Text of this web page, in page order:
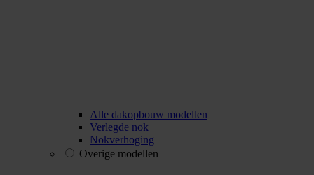
Alle dakopbouw modellen
Verlegde nok
Nokverhoging
Overige modellen